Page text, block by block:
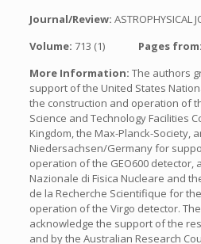
Journal/Review: ASTROPHYSICAL
Volume: 713 (1) Pages from:
More Information: The authors
support of the United States
the construction and operation of
Science and Technology Facilities
Kingdom, the Max-Planck-Society,
Niedersachsen/Germany for
operation of the GEO600 detector,
Nazionale di Fisica Nucleare and
de la Recherche Scientifique for
operation of the Virgo detector.
acknowledge the support of the
and by the Australian Research